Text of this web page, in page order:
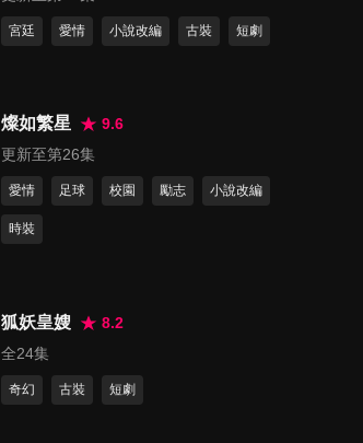
第13集
43分鐘
宮廷 愛情 小說改編 古裝 短劇
燦如繁星
9.6
更新至第26集
愛情 足球 校園 勵志 小說改編
時裝
狐妖皇嫂
8.2
全24集
奇幻 古裝 短劇